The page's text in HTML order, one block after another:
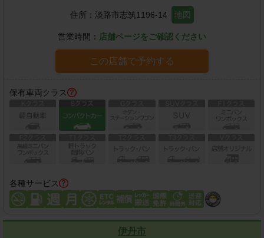
住所： 淡路市志筑1196-14 地図
営業時間： 店舗ページをご確認ください
この店舗で予約する
保有車両クラス
各種サービス
伊丹市